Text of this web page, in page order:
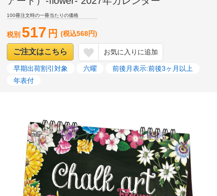
100冊注文時の一冊当たりの価格
税別 517 円 (税込568円)
ご注文はこちら お気に入りに追加
早期出荷割引対象 六曜
前後月表示:前後3ヶ月以上
年表付